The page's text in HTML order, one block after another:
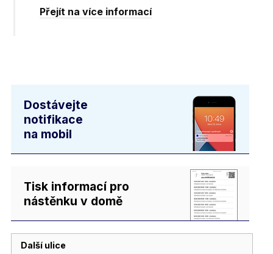
Přejít na více informací
Dostávejte
notifikace
na mobil
Tisk informací pro
nástěnku v domě
Další ulice